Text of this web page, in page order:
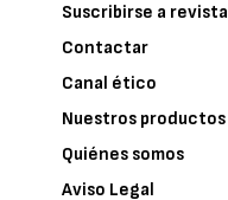
Suscribirse a revista
Contactar
Canal ético
Nuestros productos
Quiénes somos
Aviso Legal